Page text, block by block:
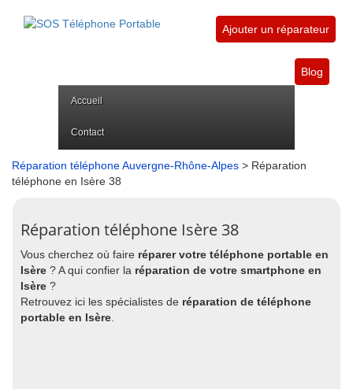
Ajouter un réparateur
Blog
Accueil
Contact
Réparation téléphone Auvergne-Rhône-Alpes > Réparation
téléphone en Isère 38
Réparation téléphone Isère 38
Vous cherchez où faire réparer votre téléphone portable en
Isère ? A qui confier la réparation de votre smartphone en
Isère ?
Retrouvez ici les spécialistes de réparation de téléphone
portable en Isère